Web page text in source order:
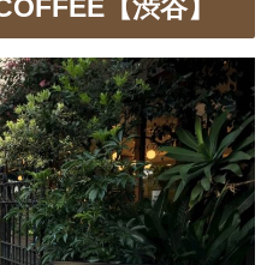
【渋谷】